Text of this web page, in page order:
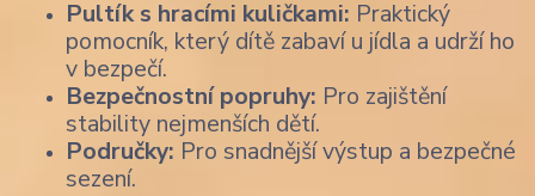
Pultík s hracími kuličkami: Praktický
pomocník, který dítě zabaví u jídla a udrží ho
v bezpečí.
Bezpečnostní popruhy: Pro zajištění
stability nejmenších dětí.
Područky: Pro snadnější výstup a bezpečné
sezení.